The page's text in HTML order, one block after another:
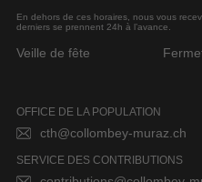
En dehors de ces horaires, nous vous
derniers se prennent 24h à l’avance.
Veille de fête
OFFICE DE LA POPULATION
cth@collombey-muraz.ch
SERVICE DES CONTRIBUTIONS